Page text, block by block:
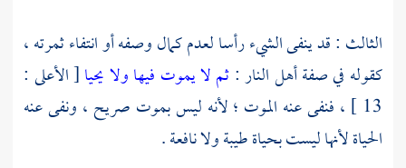
الثالث : قد ينفى الشيء رأسا لعدم كمال وصفه أو انتفاء ثمرته ،
كقوله في صفة أهل النار :ثم لا يموت فيها ولا يحيا[ الأعلى :
13 ] ، فنفى عنه الموت ؛ لأنه ليس بموت صريح ، ونفى عنه
الحياة لأنها ليست بحياة طيبة ولا نافعة .